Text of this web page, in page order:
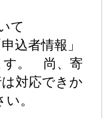
て
込者情報」
す。 尚、寄
対応できか
。